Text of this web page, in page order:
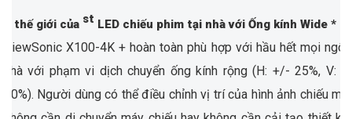
1 thế giới của st LED chiếu phim tại nhà với Ống kính Wide *
ViewSonic X100-4K + hoàn toàn phù hợp với hầu hết mọi ngôi
nhà với phạm vi dịch chuyển ống kính rộng (H: +/- 25%, V: +
60%). Người dùng có thể điều chỉnh vị trí của hình ảnh chiếu mà